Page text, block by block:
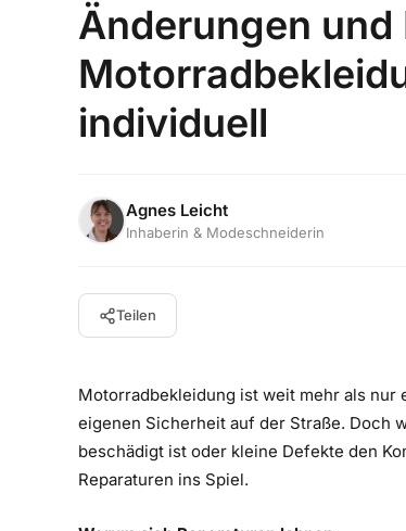
Änderungen und
individuell
Agnes Leicht
Inhaberin & Modeschneiderin
Teilen
Motorradbekleidung ist weit mehr als
eigenen Sicherheit auf der Straße. Doch
beschädigt ist oder kleine Defekte den
Reparaturen ins Spiel.